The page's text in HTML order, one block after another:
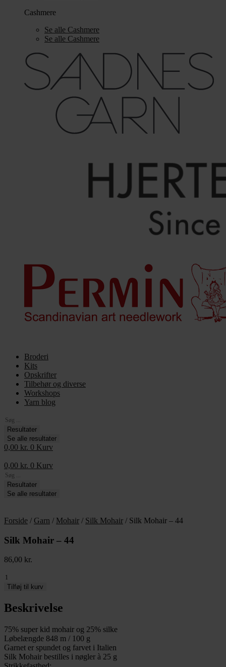
Cashmere
Se alle Cashmere
Se alle Cashmere
Broderi
Kits
Opskrifter
Tilbehør og diverse
Workshops
Yarn blog
Search
...Resultater
Se alle resultater
0,00 kr. 0 Kurv
0,00 kr. 0 Kurv
Search
...Resultater
Se alle resultater
Forside / Garn / Mohair / Silk Mohair / Silk Mohair – 44
Silk Mohair – 44
86,00 kr.
Silk
Mohair
44
antal
Tilføj til kurv
Beskrivelse
75% super kid mohair og 25% silke
Løbelængde 848 m / 100 g
Garnet er spundet og farvet i Italien
Silk Mohair bestilles i nøgler à 25 g